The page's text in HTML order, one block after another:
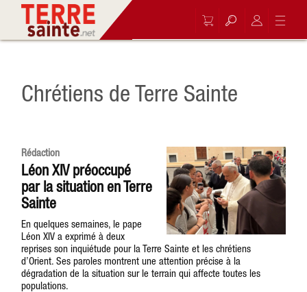
Chrétiens de Terre Sainte
Rédaction
Léon XIV préoccupé
par la situation en Terre
Sainte
En quelques semaines, le pape
Léon XIV a exprimé à deux
reprises son inquiétude pour la Terre Sainte et les chrétiens
d’Orient. Ses paroles montrent une attention précise à la
dégradation de la situation sur le terrain qui affecte toutes les
populations.